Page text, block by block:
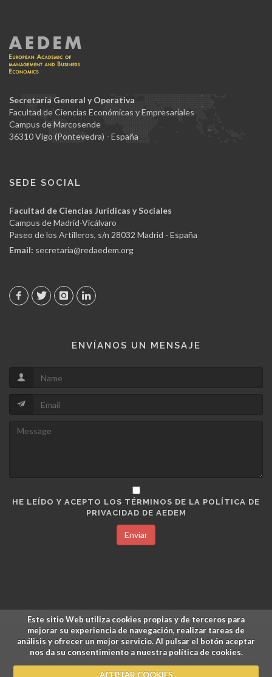
Secretaría General y Operativa
Facultad de Ciencias Económicas y Empresariales
Campus de Marcosende
36310 Vigo (Pontevedra) - España
SEDE SOCIAL
Facultad de Ciencias Jurídicas y Sociales
Campus de Madrid-Vicálvaro
Paseo de los Artilleros, s/n 28032 Madrid - España
Email: secretaria@redaedem.org
ENVÍANOS UN MENSAJE
HE LEÍDO Y ACEPTO LOS TÉRMINOS DE LA POLÍTICA DE
PRIVACIDAD DE AEDEM
Enviar
Copyrights © Academia Europea de Dirección y Economía de la
Empresa.
Este sitio Web utiliza cookies propias y de terceros para
mejorar su experiencia de navegación, realizar tareas de
análisis y ofrecer un mejor servicio. Al pulsar el botón aceptar
nos da su consentimiento a nuestra política de cookies.
ACEPTAR COOKIES